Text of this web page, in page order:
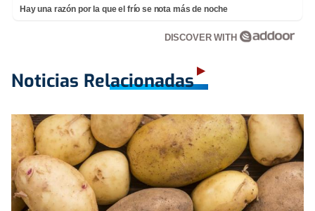
Hay una razón por la que el frío se nota más de noche
DISCOVER WITH
Noticias Relacionadas